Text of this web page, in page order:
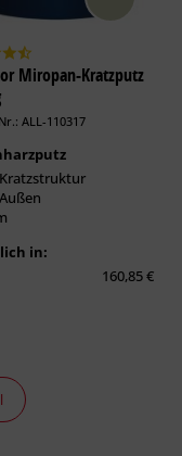
Miropan-Kratzputz
ALL-110317
in:
160,85 €